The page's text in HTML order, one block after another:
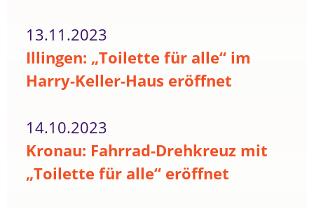
13.11.2023
Illingen: „Toilette für alle“ im
Harry-Keller-Haus eröffnet
14.10.2023
Kronau: Fahrrad-Drehkreuz mit
„Toilette für alle“ eröffnet